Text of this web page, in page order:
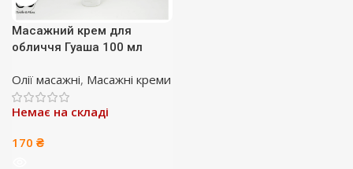
Масажний крем для
обличчя Гуаша 100 мл
Олії масажні, Масажні креми
Немає на складі
170 ₴